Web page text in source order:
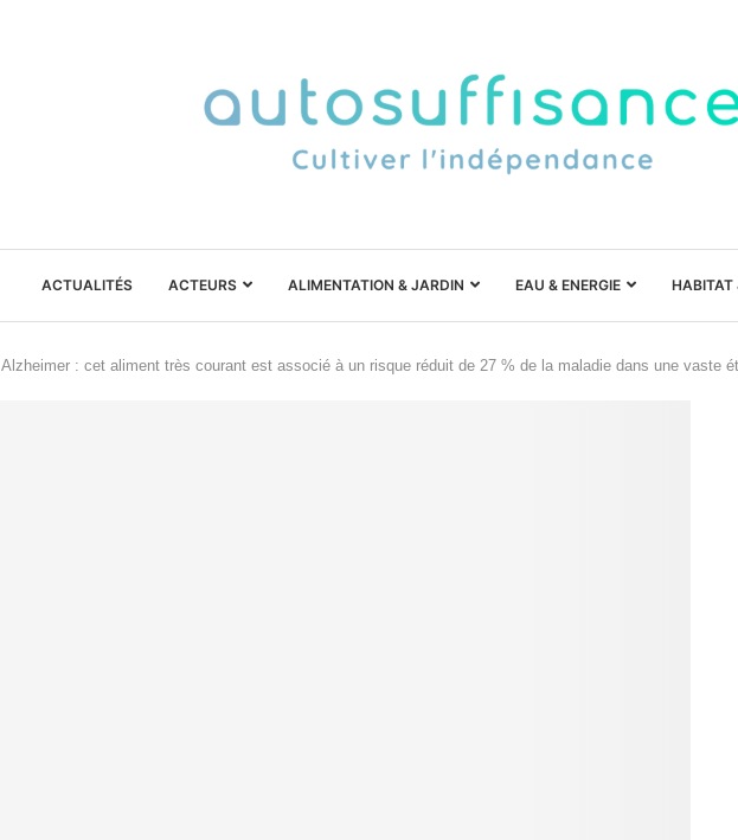
ACTUALITÉS ACTEURS ALIMENTATION & JARDIN EAU & ENERGIE HABITAT
Alzheimer : cet aliment très courant est associé à un risque réduit de 27 % de la maladie dans une vaste